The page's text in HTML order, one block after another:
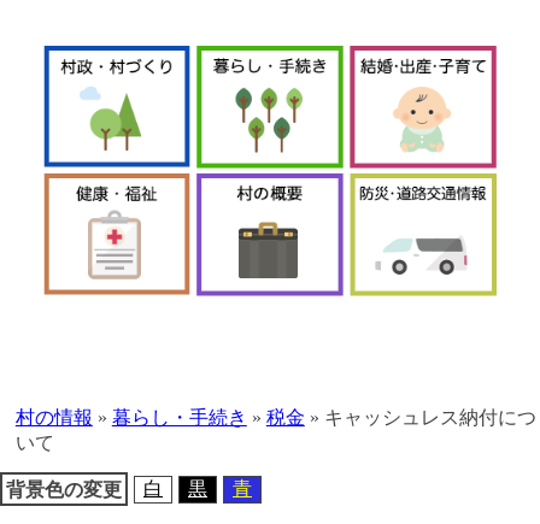
移
動
村の情報 » 暮らし・手続き » 税金 » キャッシュレス納付につ
いて
背景色の変更 白 黒 青